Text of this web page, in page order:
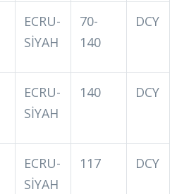
ECRU-
SİYAH
70-
140
DCY
ECRU-
SİYAH
140 DCY
ECRU-
SİYAH
117 DCY